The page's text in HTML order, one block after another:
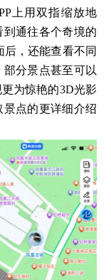
上用双指缩放地
通往各个奇境的
，还能查看不同
分景点甚至可以
为惊艳的3D光影
点的更详细介绍